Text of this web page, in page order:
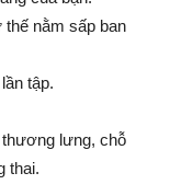
nằm sấp ban
tập.
thương lưng, chỗ
thai.